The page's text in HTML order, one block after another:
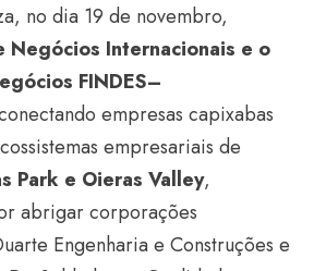
no dia 19 de novembro,
Negócios Internacionais e o
FINDES–
empresas capixabas
empresariais de
Park e Oieras Valley,
abrigar corporações
Engenharia e Construções e